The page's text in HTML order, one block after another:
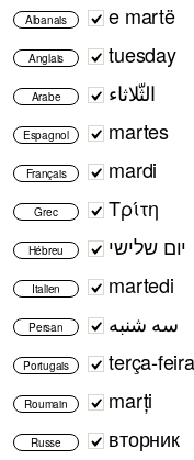
Albanais e martë
Anglais tuesday
Arabe الثّلاثاء
Espagnol martes
Français mardi
Grec Τρίτη
Hébreu יום שלישי
Italien martedi
Persan سه شنبه
Portugais terça-feira
Roumain marți
Russe вторник